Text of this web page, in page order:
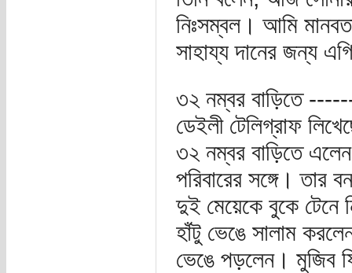
নিঃসম্বল। আমি
সাহায্য দানের জন্য
৩২ নম্বর বাড়িতে
ডেইলী টেলিগ্রাফ
৩২ নম্বর বাড়িতে
পরিবারের সঙ্গে। তার
দুই মেয়েকে বুকে টেনে
হাঁটু ভেঙে সালাম
ভেঙে পড়লেন। মুজিব